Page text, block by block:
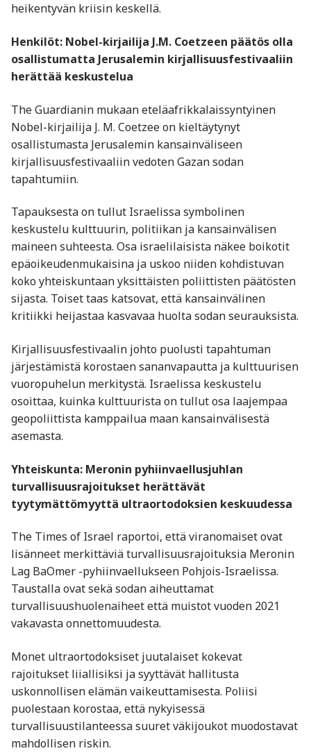
heikentyvän kriisin keskellä.
Henkilöt: Nobel-kirjailija J.M. Coetzeen päätös olla
osallistumatta Jerusalemin kirjallisuusfestivaaliin
herättää keskustelua
The Guardianin mukaan eteläafrikkalaissyntyinen
Nobel-kirjailija J. M. Coetzeeon kieltäytynyt
osallistumasta Jerusalemin kansainväliseen
kirjallisuusfestivaaliin vedoten Gazan sodan
tapahtumiin.
Tapauksesta on tullut Israelissa symbolinen
keskustelu kulttuurin, politiikan ja kansainvälisen
maineen suhteesta. Osa israelilaisista näkee boikotit
epäoikeudenmukaisina ja uskoo niiden kohdistuvan
koko yhteiskuntaan yksittäisten poliittisten päätösten
sijasta. Toiset taas katsovat, että kansainvälinen
kritiikki heijastaa kasvavaa huolta sodan seurauksista.
Kirjallisuusfestivaalin johto puolusti tapahtuman
järjestämistä korostaen sananvapautta ja kulttuurisen
vuoropuhelun merkitystä. Israelissa keskustelu
osoittaa, kuinka kulttuurista on tullut osa laajempaa
geopoliittista kamppailua maan kansainvälisestä
asemasta.
Yhteiskunta: Meronin pyhiinvaellusjuhlan
turvallisuusrajoitukset herättävät
tyytymättömyyttä ultraortodoksien keskuudessa
The Times of Israel raportoi, että viranomaiset ovat
lisänneet merkittäviä turvallisuusrajoituksia Meronin
Lag BaOmer -pyhiinvaellukseen Pohjois-Israelissa.
Taustalla ovat sekä sodan aiheuttamat
turvallisuushuolenaiheet että muistot vuoden 2021
vakavasta onnettomuudesta.
Monet ultraortodoksiset juutalaiset kokevat
rajoitukset liiallisiksi ja syyttävät hallitusta
uskonnollisen elämän vaikeuttamisesta. Poliisi
puolestaan korostaa, että nykyisessä
turvallisuustilanteessa suuret väkijoukot muodostavat
mahdollisen riskin.